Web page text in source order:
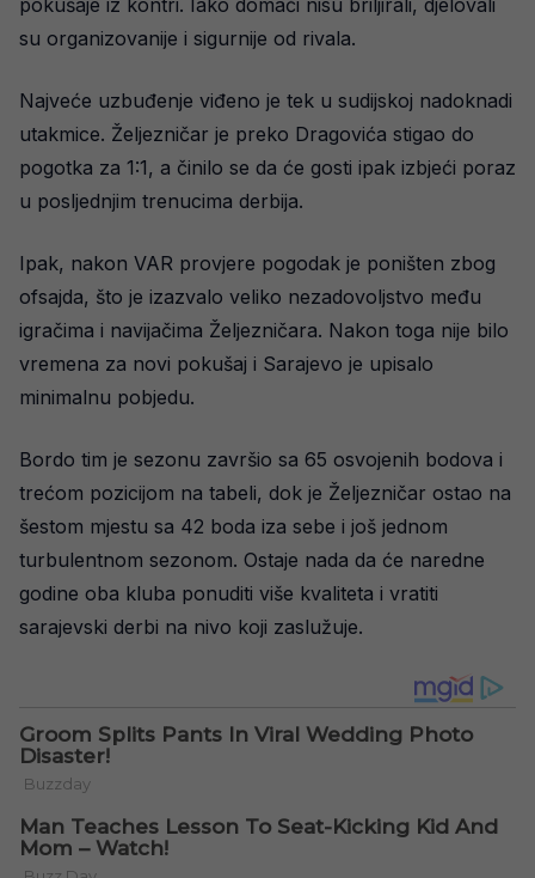
su organizovanije i sigurnije od rivala.
Najveće uzbuđenje viđeno je tek u sudijskoj nadoknadi
utakmice. Željezničar je preko Dragovića stigao do
pogotka za 1:1, a činilo se da će gosti ipak izbjeći poraz
u posljednjim trenucima derbija.
Ipak, nakon VAR provjere pogodak je poništen zbog
ofsajda, što je izazvalo veliko nezadovoljstvo među
igračima i navijačima Željezničara. Nakon toga nije bilo
vremena za novi pokušaj i Sarajevo je upisalo
minimalnu pobjedu.
Bordo tim je sezonu završio sa 65 osvojenih bodova i
trećom pozicijom na tabeli, dok je Željezničar ostao na
šestom mjestu sa 42 boda iza sebe i još jednom
turbulentnom sezonom. Ostaje nada da će naredne
godine oba kluba ponuditi više kvaliteta i vratiti
sarajevski derbi na nivo koji zaslužuje.